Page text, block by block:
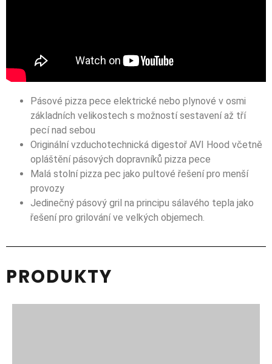
Pásové pizza pece elektrické nebo plynové v osmi
základních velikostech s možností sestavení až tří
pecí nad sebou
Originální vzduchotechnická digestoř AVI Hood včetně
opláštění pásových dopravníků pizza pece
Malá stolní pizza pec jako pultové řešení pro menší
provozy
Jedinečný pásový gril na principu sálavého tepla jako
řešení pro grilování ve velkých objemech.
PRODUKTY